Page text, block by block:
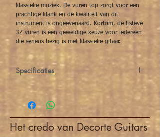
klassieke muziek. De vuren top zorgt voor een
prachtige klank en de kwaliteit van dit
instrument is ongeëvenaard. Kortom, de Esteve
3Z vuren is een geweldige keuze voor iedereen
die serieus bezig is met klassieke gitaar.
Specificaties
Bovenblad
Rug en
zijwanden
met randinleg
Het credo van Decorte Guitars